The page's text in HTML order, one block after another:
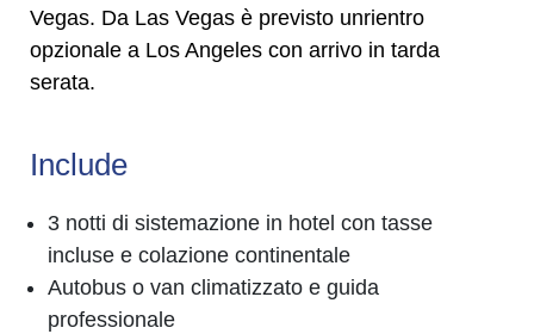
Vegas. Da Las Vegas è previsto unrientro
opzionale a Los Angeles con arrivo in tarda
serata.
Include
3 notti di sistemazione in hotel con tasse
incluse e colazione continentale
Autobus o van climatizzato e guida
professionale